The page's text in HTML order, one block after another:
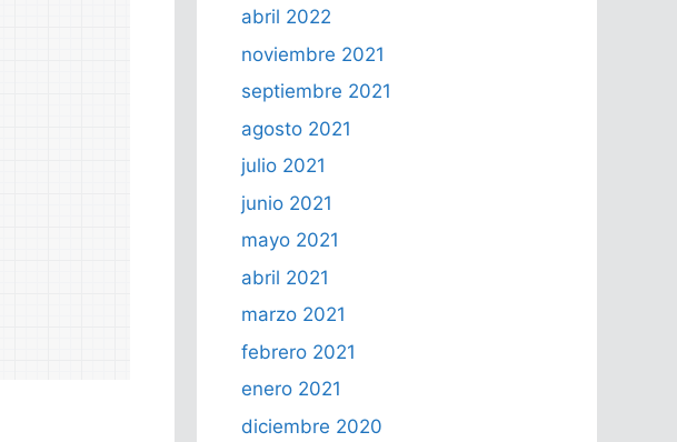
abril 2022
noviembre 2021
septiembre 2021
agosto 2021
julio 2021
junio 2021
mayo 2021
abril 2021
marzo 2021
febrero 2021
enero 2021
diciembre 2020